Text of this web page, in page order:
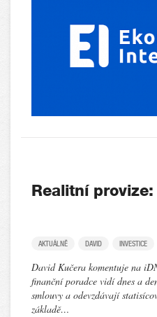
Realitní
AKTUÁLNĚ DAVID INVESTICE
David Kučera komentuje na
finanční poradce vidí dnes a
smlouvy a odevzdávají
základě…